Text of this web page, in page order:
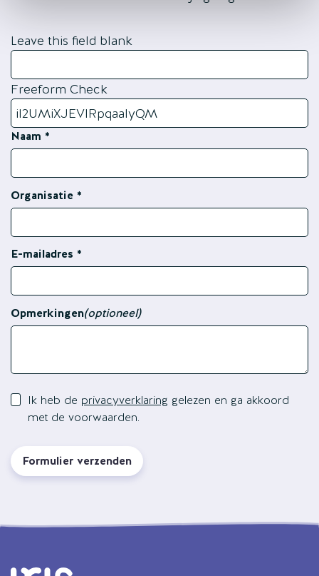
Leave this field blank
Freeform Check
Naam
Organisatie
E-mailadres
Opmerkingen(optioneel)
Ik heb de privacyverklaring gelezen en ga akkoord
met de voorwaarden.
Formulier verzenden